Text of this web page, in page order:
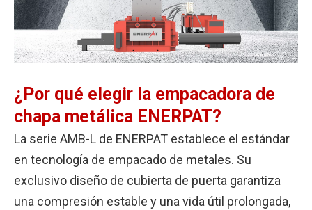
¿Por qué elegir la empacadora de
chapa metálica ENERPAT?
La serie AMB-L de ENERPAT establece el estándar
en tecnología de empacado de metales. Su
exclusivo diseño de cubierta de puerta garantiza
una compresión estable y una vida útil prolongada,